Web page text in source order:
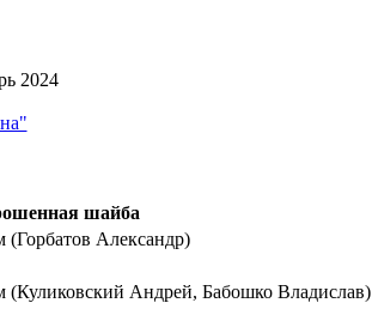
2024
шайба
Александр)
Андрей, Бабошко Владислав)